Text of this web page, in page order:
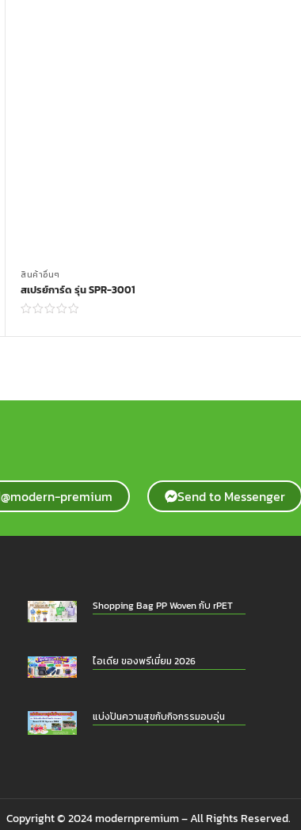
สินค้าอื่นๆ
สเปรย์การ์ด รุ่น SPR-3001
Read more
@modern-premium Send to Messenger
Shopping Bag PP Woven กับ rPET
ไอเดีย ของพรีเมี่ยม 2026
แบ่งปันความสุขกับกิจกรรมอบอุ่น
Copyright © 2024 modernpremium – All Rights Reserved.